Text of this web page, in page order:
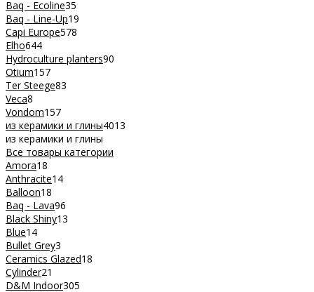
Baq - Ecoline35
Baq - Line-Up19
Capi Europe578
Elho644
Hydroculture planters90
Otium157
Ter Steege83
Veca8
Vondom157
из керамики и глины4013
из керамики и глины
Все товары категории
Amora18
Anthracite14
Balloon18
Baq - Lava96
Black Shiny13
Blue14
Bullet Grey3
Ceramics Glazed18
Cylinder21
D&M Indoor305